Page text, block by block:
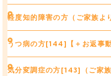
軽度知的障害の方（ご家族よ
うつ病の方[144]【＋お返事動
気分変調症の方[143]（ご家